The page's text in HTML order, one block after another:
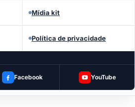
Mídia kit
Política de privacidade
Facebook YouTube